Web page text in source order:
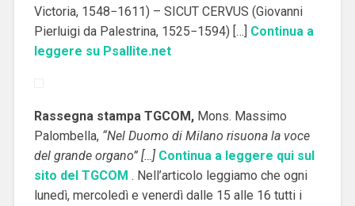
Victoria, 1548−1611) – SICUT CERVUS (Giovanni
Pierluigi da Palestrina, 1525−1594) […] Continua a
leggere su Psallite.net
Rassegna stampa TGCOM, Mons. Massimo
Palombella, “Nel Duomo di Milano risuona la voce
del grande organo” […] Continua a leggere qui sul
sito del TGCOM . Nell’articolo leggiamo che ogni
lunedì, mercoledì e venerdì dalle 15 alle 16 tutti i